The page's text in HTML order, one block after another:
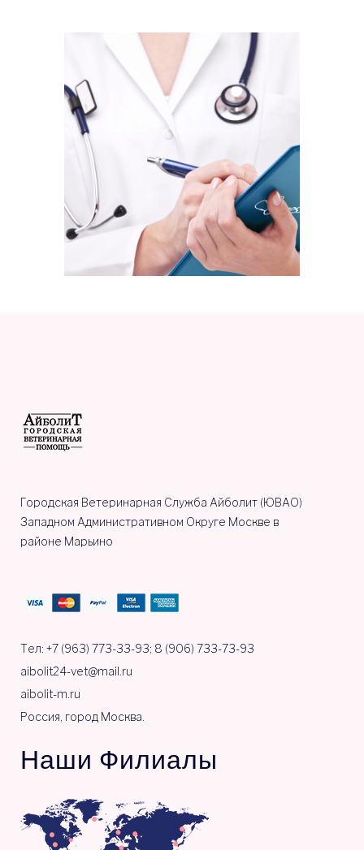
Городская Ветеринарная Служба Айболит (ЮВАО)
Западном Административном Округе Москве в
районе Марьино
Тел: +7 (963) 773-33-93; 8 (906) 733-73-93
aibolit24-vet@mail.ru
aibolit-m.ru
Россия, город Москва.
Наши Филиалы